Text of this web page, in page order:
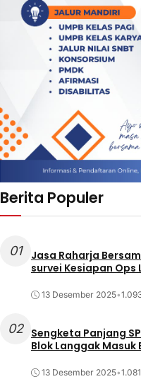
Berita Populer
01
Jasa Raharja
survei Kesiapan Ops
13 Desember 2025•
02
Sengketa Panjang
Blok Langgak Masuk
13 Desember 2025•